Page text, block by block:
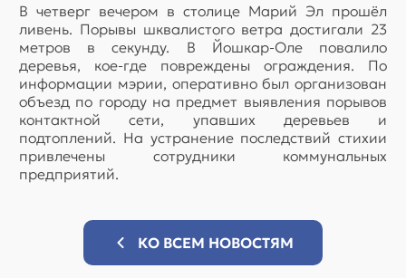
В четверг вечером в столице Марий Эл прошёл
ливень. Порывы шквалистого ветра достигали 23
метров в секунду. В Йошкар-Оле повалило
деревья, кое-где повреждены ограждения. По
информации мэрии, оперативно был организован
объезд по городу на предмет выявления порывов
контактной сети, упавших деревьев и
подтоплений. На устранение последствий стихии
привлечены сотрудники коммунальных
предприятий.
КО ВСЕМ НОВОСТЯМ